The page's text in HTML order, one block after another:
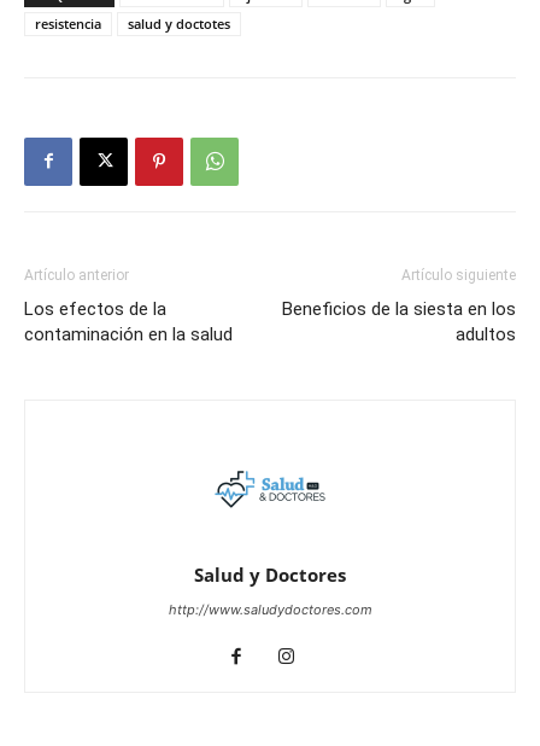
resistencia
salud y doctotes
Artículo anterior
Los efectos de la
contaminación en la salud
Artículo siguiente
Beneficios de la siesta en los
adultos
Salud y Doctores
http://www.saludydoctores.com